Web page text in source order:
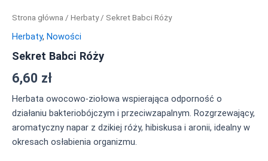
Strona główna / Herbaty/ Sekret Babci Róży
Herbaty, Nowości
Sekret Babci Róży
6,60 zł
Herbata owocowo-ziołowa wspierająca odporność o
działaniu bakteriobójczym i przeciwzapalnym. Rozgrzewający,
aromatyczny napar z dzikiej róży, hibiskusa i aronii, idealny w
okresach osłabienia organizmu.